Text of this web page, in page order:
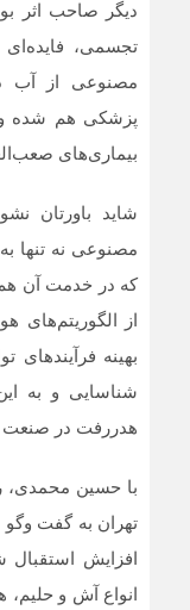
دیگر صاحب اثر
تجسمی،
مصنوعی از آب
پزشکی هم شده و
بیماری‌های
شاید باورتان
مصنوعی نه تنها
که در خدمت آن هم
از
بهینه فرآیندهای
شناسایی و به
هدررفت در صنعت
با حسین محمدی،
تهران به گفت
افزایش
انواع آش و حلیم،